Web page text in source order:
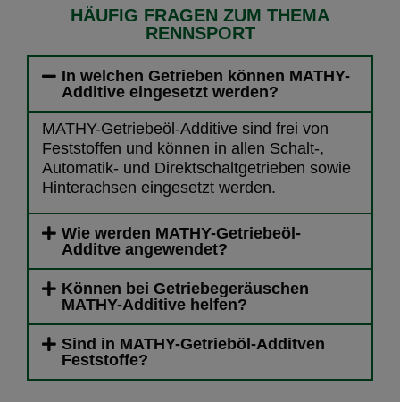
HÄUFIG FRAGEN ZUM THEMA
RENNSPORT
In welchen Getrieben können MATHY-
Additive eingesetzt werden?
MATHY-Getriebeöl-Additive sind frei von
Feststoffen und können in allen Schalt-,
Automatik- und Direktschaltgetrieben sowie
Hinterachsen eingesetzt werden.
Wie werden MATHY-Getriebeöl-
Additve angewendet?
Können bei Getriebegeräuschen
MATHY-Additive helfen?
Sind in MATHY-Getrieböl-Additven
Feststoffe?